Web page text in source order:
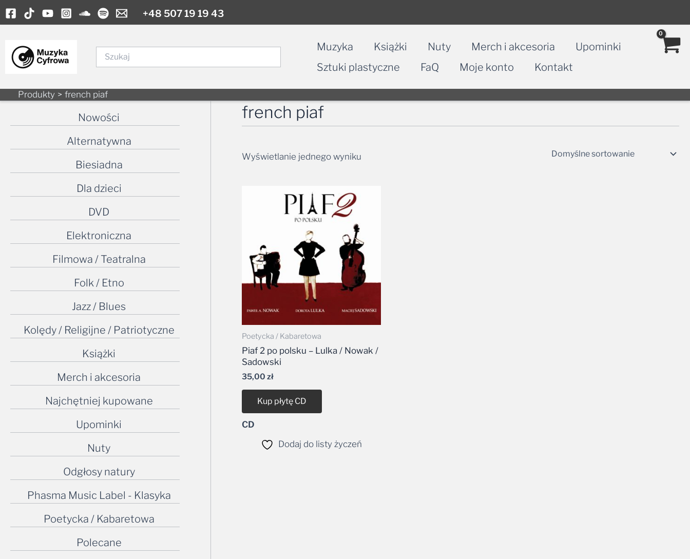
Skip
to
+48 507 19 19 43
Muzyka Książki Nuty Merch i akcesoria
Upominki
Sztuki plastyczne
FaQ Moje konto Kontakt
Produkty french piaf
Nowości
Alternatywna
Biesiadna
Dla dzieci
DVD
Elektroniczna
Filmowa / Teatralna
Folk / Etno
Jazz / Blues
Kolędy / Religijne / Patriotyczne
Książki
Merch i akcesoria
Najchętniej kupowane
Upominki
Nuty
Odgłosy natury
Phasma Music Label - Klasyka
Poetycka / Kabaretowa
Polecane
french piaf
Wyświetlanie jednego wyniku
Poetycka / Kabaretowa
Piaf 2 po polsku – Lulka / Nowak /
Sadowski
35,00zł
Kup płytę CD
CD
Dodaj do listy życzeń